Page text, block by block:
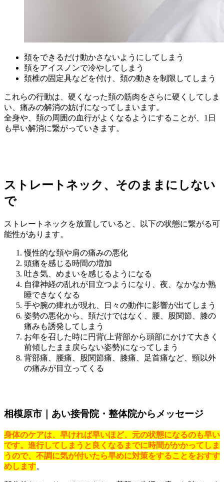
頚をできるだけ動かさないようにしてしまう
頚をアイスノンで冷やしてしまう
頚椎の固定具などを付け、頚の動きを制限してしまう
これらの行動は、硬くなった頚の筋肉をさらに硬くしてしま
い、痛みの解消の妨げになってしまいます。
全身や、頚の周囲の血行がよくなるようにすることが、1日
も早い解消に繋がっていきます。
ストレートネック、そのままにしない
で
ストレートネックを放置していると、以下の状態に繋がる可
能性があります。
慢性的な頚や肩の痛みの悪化
頭痛を感じる時間の増加
吐き気、めまいを感じるようになる
自律神経の乱れが目立つようになり、夜、なかなか熟
睡できなくなる
手や腕の痺れが現れ、日々の動作に影響が出てしまう
姿勢の悪化から、頚だけではなく、腰、股関節、膝の
痛みも誘発してしまう
お年を召した時に円背(上背部から頭部にかけて大きく
前傾したまま戻らない姿勢)になってしまう
背部痛、腰痛、股関節痛、膝痛、足首痛など、頸以外
の痛みが目立ってくる
相模原市｜あい接骨院・整体院からメッセージ
身体のケアは、早ければ早いほど、元の状態になるのも早い
です。進行してしまうと良くなるまでに時間がかかってしま
うので、不調に気が付いたら早めに対策をすることをおすす
めします。